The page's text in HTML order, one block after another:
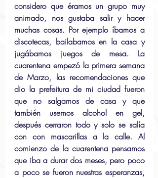
considero que éramos un grupo muy
animado, nos gustaba salir y hacer
muchas cosas. Por ejemplo íbamos a
discotecas, bailabamos en la casa y
jugábamos juegos de mesa. La
cuarentena empezó la primera semana
de Marzo, las recomendaciones que
dio la prefeitura de mi ciudad fueron
que no salgamos de casa y que
también usemos alcohol en gel,
después cerraron todo y solo se salía
con con mascarillas a la calle. Al
comienzo de la cuarentena pensamos
que iba a durar dos meses, pero poco
a poco se fueron nuestras esperanzas,